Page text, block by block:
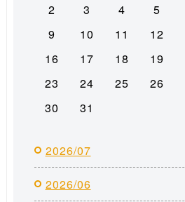
2
3 4 5
9
10 11 12
16
17 18 19
23
24 25 26
30
31
2026/07
2026/06